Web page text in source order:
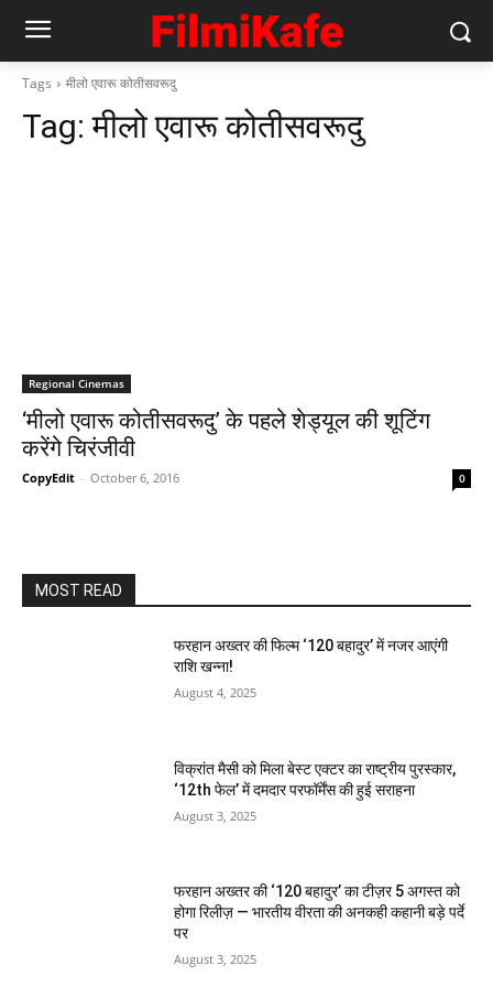
Tags मीलो एवारू कोतीसवरूदु
Tag:मीलो एवारू कोतीसवरूदु
Regional Cinemas
‘मीलो एवारू कोतीसवरूदु’ के पहले शेड्यूल की शूटिंग
करेंगे चिरंजीवी
CopyEdit - October 6, 2016 0
MOST READ
फरहान अख्तर की फिल्म ‘120 बहादुर’ में नजर आएंगी
राशि खन्ना!
August 4, 2025
विक्रांत मैसी को मिला बेस्ट एक्टर का राष्ट्रीय पुरस्कार,
‘12th फेल’ में दमदार परफॉर्मेंस की हुई सराहना
August 3, 2025
फरहान अख्तर की ‘120 बहादुर’ का टीज़र 5 अगस्त को
होगा रिलीज़ — भारतीय वीरता की अनकही कहानी बड़े पर्दे
पर
August 3, 2025